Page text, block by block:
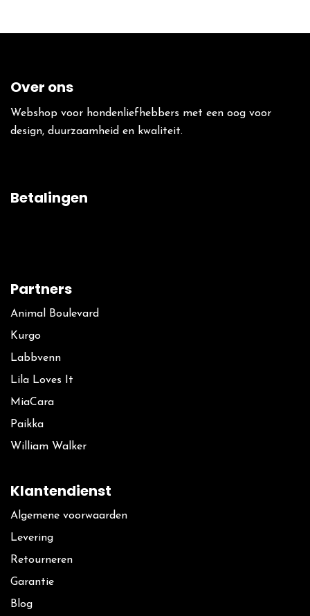
Over ons
Webshop voor hondenliefhebbers met een oog voor
design, duurzaamheid en kwaliteit.
Betalingen
Partners
Animal Boulevard
Kurgo
La​bbvenn
Lila Loves It
MiaCara
Paikka
William Walker
Klantendienst
Algemene voorwaarden
Levering
Retourneren
Garantie
Blog